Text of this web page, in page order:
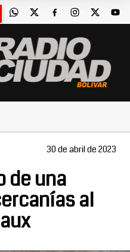
30 de abril de 2023
de una
al